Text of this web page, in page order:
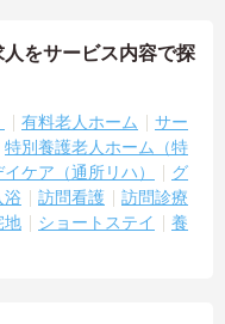
をサービス内容で探
有料老人ホーム
サー
特別養護老人ホーム（特
イケア（通所リハ）
グ
浴 訪問看護
訪問診療
地 ショートステイ
養